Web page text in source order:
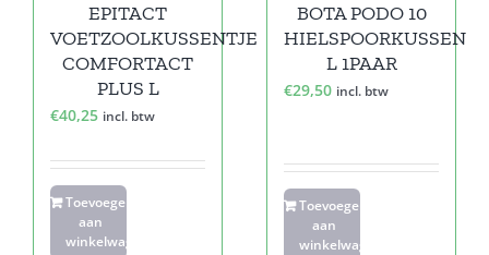
EPITACT
VOETZOOLKUSSENTJE
COMFORTACT
PLUS L
€40,25 incl. btw
Toevoegen
aan
winkelwagen
BOTA PODO 10
HIELSPOORKUSSEN
L 1PAAR
€29,50 incl. btw
Toevoegen
aan
winkelwagen